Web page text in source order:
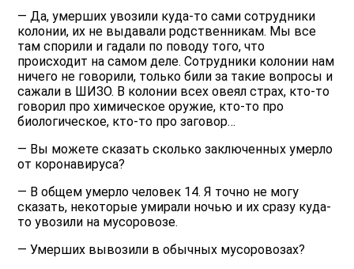
— Да, умерших увозили куда-то сами сотрудники
колонии, их не выдавали родственникам. Мы все
там спорили и гадали по поводу того, что
происходит на самом деле. Сотрудники колонии нам
ничего не говорили, только били за такие вопросы и
сажали в ШИЗО. В колонии всех овеял страх, кто-то
говорил про химическое оружие, кто-то про
биологическое, кто-то про заговор…
— Вы можете сказать сколько заключенных умерло
от коронавируса?
— В общем умерло человек 14. Я точно не могу
сказать, некоторые умирали ночью и их сразу куда-
то увозили на мусоровозе.
— Умерших вывозили в обычных мусоровозах?